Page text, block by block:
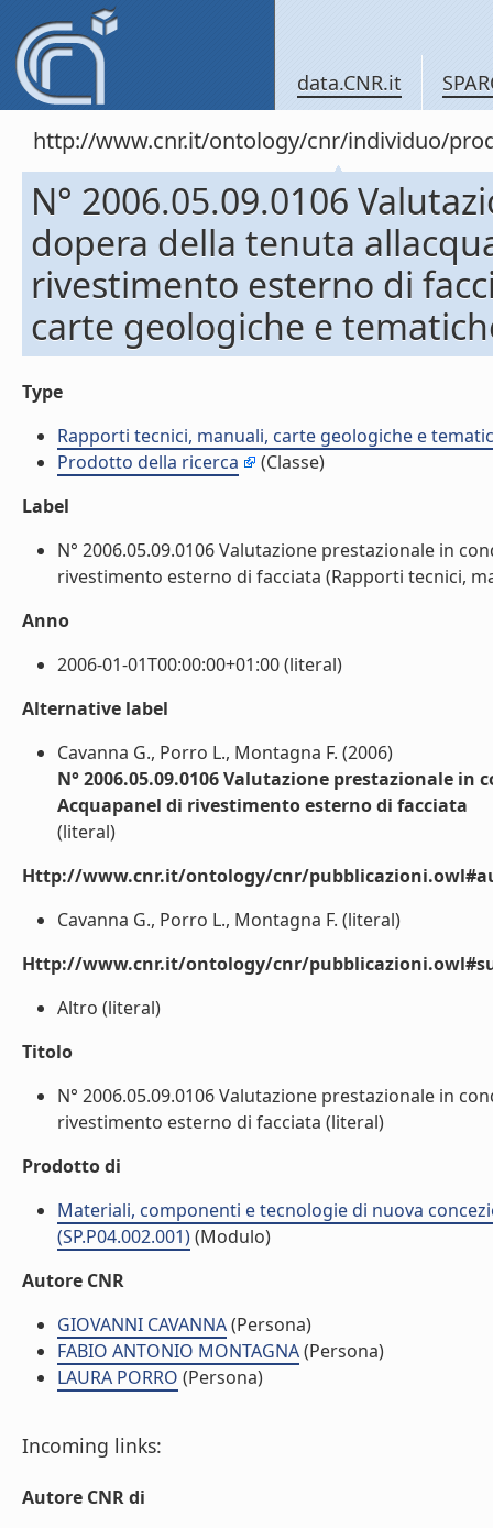
data.CNR.it
http://www.cnr.it/ontology/cnr/individuo/
N° 2006.05.09.0106
dopera della tenuta
rivestimento esterno di
carte geologiche e
Type
Rapporti tecnici, manuali, carte geologiche e
Prodotto della ricerca
(Classe)
Label
N° 2006.05.09.0106 Valutazione prestazionale in
rivestimento esterno di facciata (Rapporti tecnici,
Anno
2006-01-01T00:00:00+01:00 (literal)
Alternative label
Cavanna G., Porro L., Montagna F. (2006)
N° 2006.05.09.0106 Valutazione prestazionale in
Acquapanel di rivestimento esterno di facciata
(literal)
Http://www.cnr.it/ontology/cnr/
Cavanna G., Porro L., Montagna F. (literal)
Http://www.cnr.it/ontology/cnr/
Altro (literal)
Titolo
N° 2006.05.09.0106 Valutazione prestazionale in
rivestimento esterno di facciata (literal)
Prodotto di
Materiali, componenti e tecnologie di nuova
(SP.P04.002.001)(Modulo)
Autore CNR
GIOVANNI CAVANNA(Persona)
FABIO ANTONIO MONTAGNA(Persona)
LAURA PORRO (Persona)
Incoming links:
Autore CNR di